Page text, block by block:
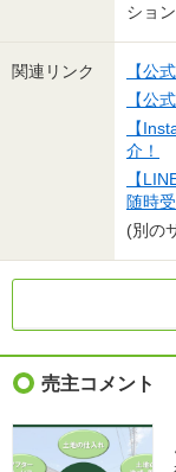
ション
関連リンク
【公
【公
【
介！
【
随時
(別の
売主コメント